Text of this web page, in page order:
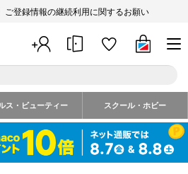
ご登録情報の継続利用に関するお願い
ス・ビューティー スクール・ホビー